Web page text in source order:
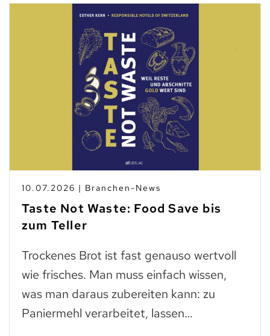
10.07.2026 | Branchen-News
Taste Not Waste: Food Save bis
zum Teller
Trockenes Brot ist fast genauso wertvoll
wie frisches. Man muss einfach wissen,
was man daraus zubereiten kann: zu
Paniermehl verarbeitet, lassen…